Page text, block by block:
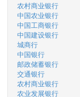
农村商业银行
中国农业银行
中国工商银行
中国建设银行
城商行
中国银行
邮政储蓄银行
交通银行
农村商业银行
农业发展银行